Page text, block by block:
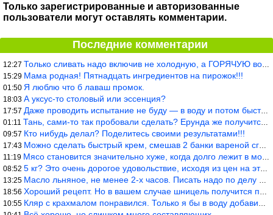
Только зарегистрированные и авторизованные
пользователи могут оставлять комментарии.
Последние комментарии
12:27 Только сливать надо включив не холодную, а ГОРЯЧУЮ воду. Трубы в
15:29 Мама родная! Пятнадцать ингредиентов на пирожок!!!
01:50 Я люблю что б лаваш промок.
18:03 А уксус-то столовый или эссенция?
17:57 Даже проводить испытание не буду — в воду и потом быстро в раска
01:11 Тань, сами-то так пробовали сделать? Ерунда же получится. Нет, с
09:57 Кто нибудь делал? Поделитесь своими результатами!!!
17:43 Можно сделать быстрый крем, смешав 2 банки вареной сгущенки со с
11:19 Мясо становится значительно хуже, когда долго лежит в морозилке
08:52 5 кг? Это очень дорогое удовольствие, исходя из цен на эту ягоду
13:25 Масло льняное, не менее 2-х часов. Писать надо по делу и подробн
18:56 Хороший рецепт. Но в вашем случае шницель получится парено-варен
10:55 Кляр с крахмалом понравился. Только я бы в воду добавил бы молок